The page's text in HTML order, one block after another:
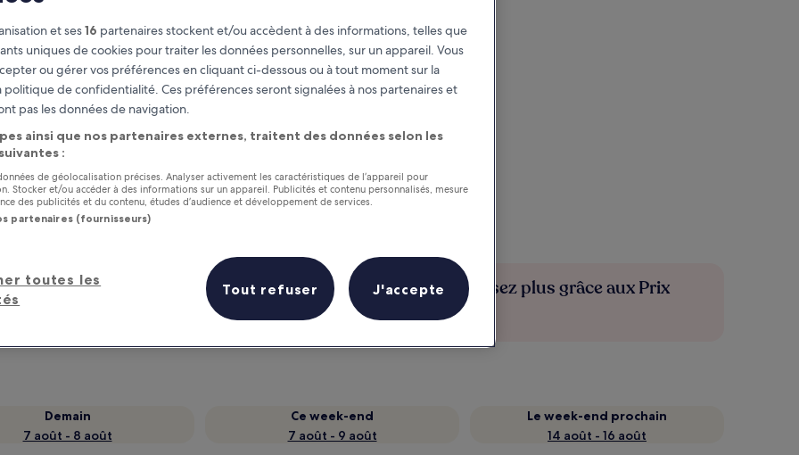
Gagnez des récompenses pour
chaque nuit séjournée
Économisez plus grâce aux Prix
membres
Demain
7 août - 8 août
Ce week-end
7 août - 9 août
Le week-end prochain
14 août - 16 août
et ses16 partenaires stockent et/ou accèdent à des informations, telles que
uniques de cookies pour traiter les données personnelles, sur un appareil. Vous
ou gérer vos préférences en cliquant ci-dessous ou à tout moment sur la
politique de confidentialité. Ces préférences seront signalées à nos partenaires et
pas les données de navigation.
ainsi que nos partenaires externes, traitent des données selon les
:
de géolocalisation précises. Analyser activement les caractéristiques de l’appareil pour
Stocker et/ou accéder à des informations sur un appareil. Publicités et contenu personnalisés, mesure
des publicités et du contenu, études d’audience et développement de services.
partenaires (fournisseurs)
toutes les
Tout refuser J'accepte